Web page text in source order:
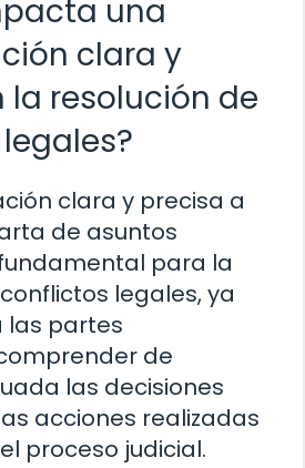
una
clara y
la resolución de
clara y precisa a
de asuntos
para la
legales, ya
las partes
de
las decisiones
acciones realizadas
proceso judicial.